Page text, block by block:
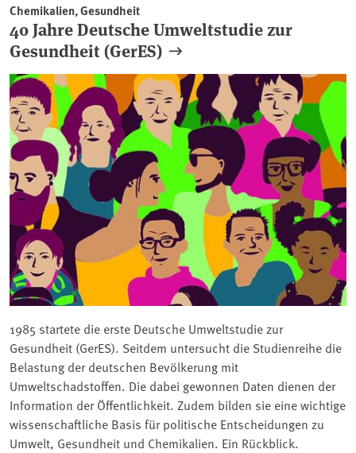
Chemikalien, Gesundheit
40 Jahre Deutsche Umweltstudie zur
Gesundheit (GerES)
1985 startete die erste Deutsche Umweltstudie zur
Gesundheit (GerES). Seitdem untersucht die Studienreihe die
Belastung der deutschen Bevölkerung mit
Umweltschadstoffen. Die dabei gewonnen Daten dienen der
Information der Öffentlichkeit. Zudem bilden sie eine wichtige
wissenschaftliche Basis für politische Entscheidungen zu
Umwelt, Gesundheit und Chemikalien. Ein Rückblick.